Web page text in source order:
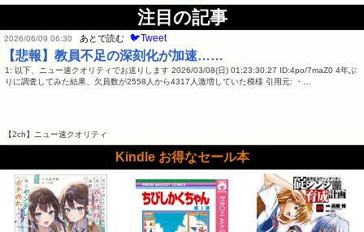
注目の記事
2026/06/09 06:30 あとで読む 🐦Tweet
【悲報】教員不足の深刻化が加速……
1: 以下、ニュー速クオリティでお送りします 2026/03/08(日) 01:23:30.27 ID:4po/7maZ0 4年ぶ
りに調査してみた結果、欠員数が2558人から4317人激増していた模様 引用元: ・…
【2ch】ニュー速クオリティ
Kindle お得なセール本